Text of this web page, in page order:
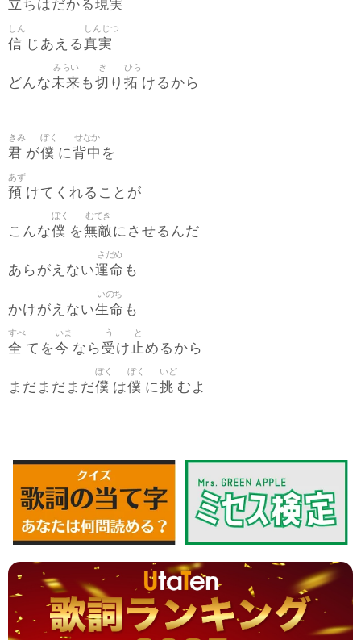
立ちはだかる現実
信
しん
じあえる真実
しんじつ
どんな未来
みらい
も切
き
り 拓
ひら
けるから
君
きみ
が僕
ぼく
に背中
せなか
を
預
あず
けてくれることが
こんな僕
ぼく
を無敵
むてき
にさせるんだ
あらがえない運命
さだめ
も
かけがえない生命
いのち
も
全
すべ
てを今
いま
なら 受
う
け止
と
めるから
まだまだまだ僕
ぼく
は僕
ぼく
に挑
いど
むよ